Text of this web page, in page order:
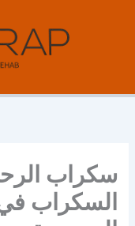
سكراب
السكراب في